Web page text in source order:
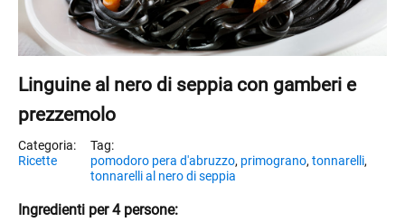
Linguine al nero di seppia con gamberi e
prezzemolo
Ricette pomodoro pera d'abruzzo, primograno,tonnarelli,
tonnarelli al nero di seppia
Ingredienti per 4 persone: